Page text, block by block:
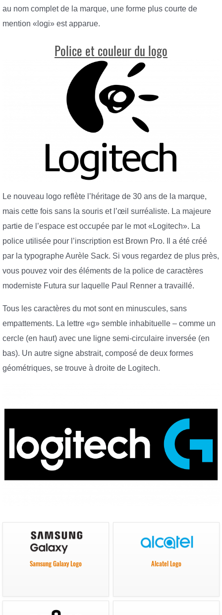
au nom complet de la marque, une forme plus courte de
mention «logi» est apparue.
Police et couleur du logo
Le nouveau logo reflète l’héritage de 30 ans de la marque,
mais cette fois sans la souris et l’œil surréaliste. La majeure
partie de l’espace est occupée par le mot «Logitech». La
police utilisée pour l’inscription est Brown Pro. Il a été créé
par la typographe Aurèle Sack. Si vous regardez de plus près,
vous pouvez voir des éléments de la police de caractères
moderniste Futura sur laquelle Paul Renner a travaillé.
Tous les caractères du mot sont en minuscules, sans
empattements. La lettre «g» semble inhabituelle – comme un
cercle (en haut) avec une ligne semi-circulaire inversée (en
bas). Un autre signe abstrait, composé de deux formes
géométriques, se trouve à droite de Logitech.
Samsung Galaxy Logo Alcatel Logo